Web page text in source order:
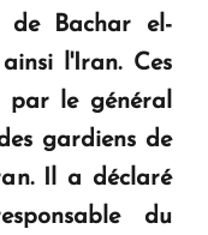
concrète, la
pas. "
et d'avenir
de Bachar el-
l'Iran. Ces
le général
gardiens de
Il a déclaré
du